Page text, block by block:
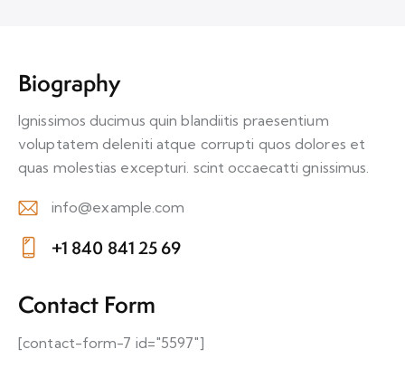
Biography
Ignissimos ducimus quin blandiitis praesentium
voluptatem deleniti atque corrupti quos dolores et
quas molestias excepturi. scint occaecatti gnissimus.
E-
m
info@example.com
on
+1 840 841 25 69
Contact Form
[contact-form-7 id="5597"]